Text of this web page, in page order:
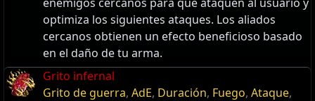
optimiza los siguientes ataques. Los aliados
cercanos obtienen un efecto beneficioso basado
en el daño de tu arma.
Grito infernal
Grito de guerra, AdE, Duración, Fuego, Ataque,